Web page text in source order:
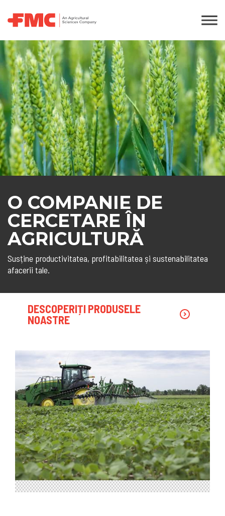
O COMPANIE DE
CERCETARE ÎN
AGRICULTURĂ
Susține productivitatea, profitabilitatea și sustenabilitatea
afacerii tale.
DESCOPERIȚI PRODUSELE
NOASTRE